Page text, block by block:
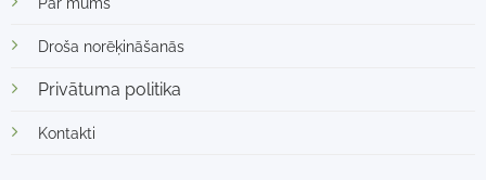
Droša norēķināšanās
Privātuma politika
Kontakti